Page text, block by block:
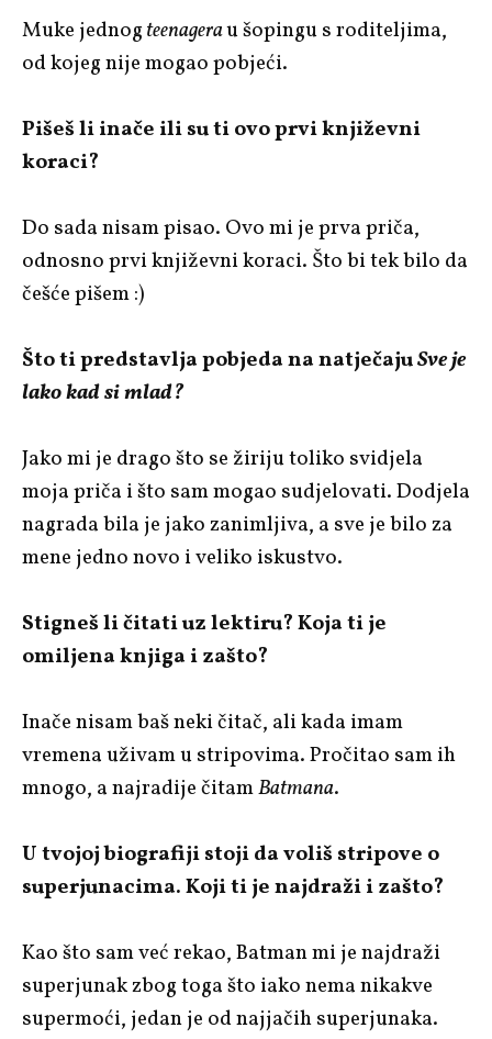
Muke jednogteenagerau šopingu s roditeljima,
od kojeg nije mogao pobjeći.
Pišeš li inače ili su ti ovo prvi književni
koraci?
Do sada nisam pisao. Ovo mi je prva priča,
odnosno prvi književni koraci. Što bi tek bilo da
češće pišem :)
Što ti predstavlja pobjeda na natječajuSve je
lako kad si mlad?
Jako mi je drago što se žiriju toliko svidjela
moja priča i što sam mogao sudjelovati. Dodjela
nagrada bila je jako zanimljiva, a sve je bilo za
mene jedno novo i veliko iskustvo.
Stigneš li čitati uz lektiru? Koja ti je
omiljena knjiga i zašto?
Inače nisam baš neki čitač, ali kada imam
vremena uživam u stripovima. Pročitao sam ih
mnogo, a najradije čitamBatmana.
U tvojoj biografiji stoji da voliš stripove o
superjunacima. Koji ti je najdraži i zašto?
Kao što sam već rekao, Batman mi je najdraži
superjunak zbog toga što iako nema nikakve
supermoći, jedan je od najjačih superjunaka.